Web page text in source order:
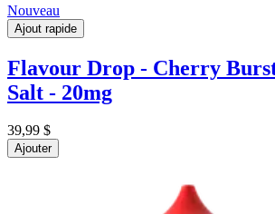
Nouveau
Ajout rapide
Flavour Drop - Cherry
Salt - 20mg
39,99 $
Ajouter